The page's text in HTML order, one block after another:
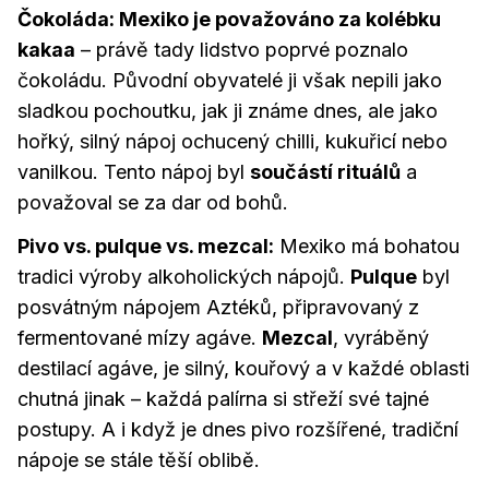
Čokoláda: Mexiko je považováno za kolébku
kakaa – právě tady lidstvo poprvé poznalo
čokoládu. Původní obyvatelé ji však nepili jako
sladkou pochoutku, jak ji známe dnes, ale jako
hořký, silný nápoj ochucený chilli, kukuřicí nebo
vanilkou. Tento nápoj byl součástí rituálů a
považoval se za dar od bohů.
Pivo vs. pulque vs. mezcal: Mexiko má bohatou
tradici výroby alkoholických nápojů. Pulque byl
posvátným nápojem Aztéků, připravovaný z
fermentované mízy agáve. Mezcal, vyráběný
destilací agáve, je silný, kouřový a v každé oblasti
chutná jinak – každá palírna si střeží své tajné
postupy. A i když je dnes pivo rozšířené, tradiční
nápoje se stále těší oblibě.